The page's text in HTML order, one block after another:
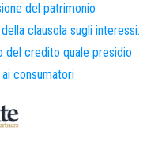
del patrimonio
clausola sugli interessi:
del credito quale presidio
consumatori